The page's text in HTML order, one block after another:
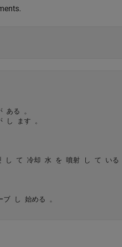
ある 。
し ます 。
て 冷却 水 を 噴射 し て いる
し 始める 。